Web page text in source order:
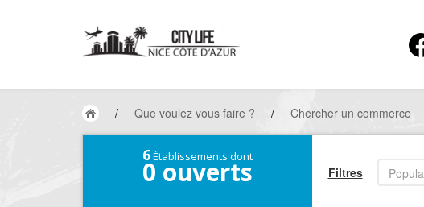
/ Que voulez vous faire ? / Chercher un commerce
6Établissements dont
0 ouverts Filtres